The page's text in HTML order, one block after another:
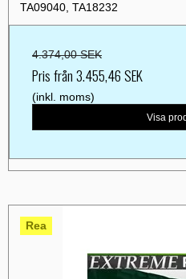
TA09040, TA18232
4.374,00 SEK
Pris från3.455,46 SEK
(inkl. moms)
Visa
Rea